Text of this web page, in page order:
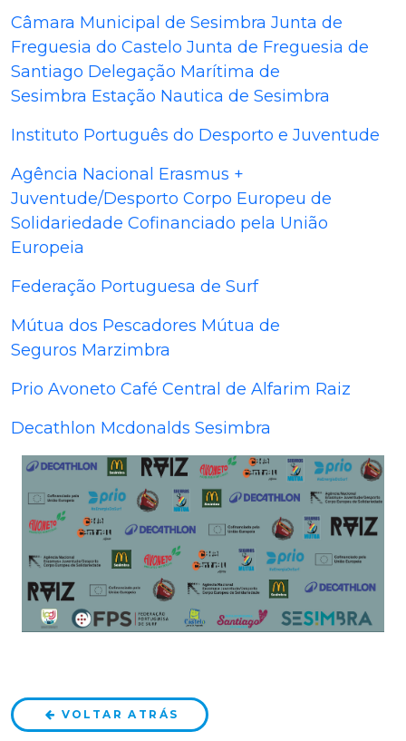
Câmara Municipal de Sesimbra Junta de
Freguesia do Castelo Junta de Freguesia de
Santiago Delegação Marítima de
Sesimbra Estação Nautica de Sesimbra
Instituto Português do Desporto e Juventude
Agência Nacional Erasmus +
Juventude/Desporto Corpo Europeu de
Solidariedade Cofinanciado pela União
Europeia
Federação Portuguesa de Surf
Mútua dos Pescadores Mútua de
Seguros Marzimbra
Prio Avoneto Café Central de Alfarim Raiz
Decathlon Mcdonalds Sesimbra
VOLTAR ATRÁS